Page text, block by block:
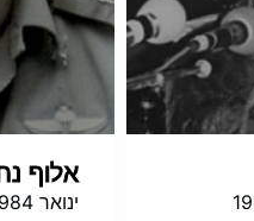
אלוף
ינואר 1984 – ינואר 1985